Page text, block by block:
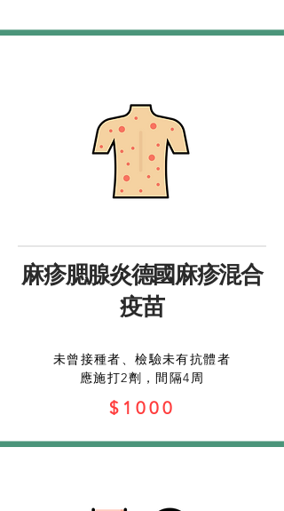
麻疹腮腺炎德國麻疹混合
疫苗
未曾接種者、檢驗未有抗體者
應施打2劑，間隔4周
$1000